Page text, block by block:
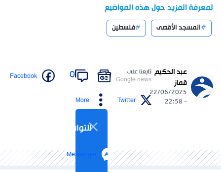
لمعرفة المزيد حول هذه المواضيع
المسجد الأقصى فلسطين
عبد الحكيم
قماز
22/06/2025
- 22:58
تابعنا على
Google news
0
Facebook
Twitter
More
التواصل الاجتماعي
Messenger